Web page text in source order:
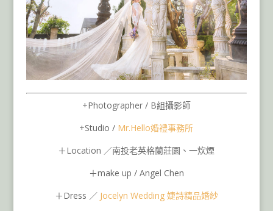
+Photographer / B組攝影師
+Studio / Mr.Hello婚禮事務所
＋Location ／南投老英格蘭莊園、一炊煙
＋make up / Angel Chen
＋Dress ／Jocelyn Wedding 婕詩精品婚紗